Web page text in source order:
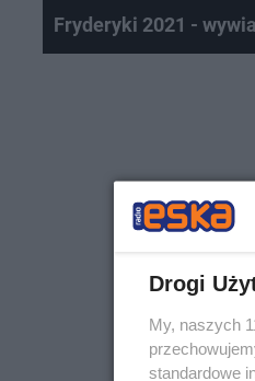
Fryderyki 2021 -
Drogi
My, naszych
standardowe